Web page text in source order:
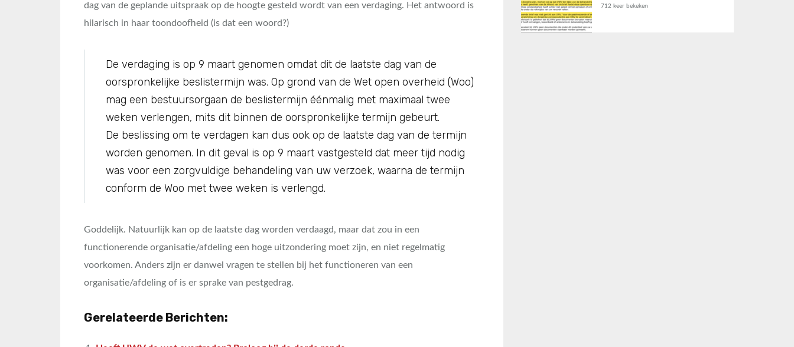
dag van de geplande uitspraak op de hoogte gesteld wordt van een verdaging. Het antwoord is
hilarisch in haar toondoofheid (is dat een woord?)
De verdaging is op 9 maart genomen omdat dit de laatste dag van de
oorspronkelijke beslistermijn was. Op grond van de Wet open overheid (Woo)
mag een bestuursorgaan de beslistermijn éénmalig met maximaal twee
weken verlengen, mits dit binnen de oorspronkelijke termijn gebeurt.
De beslissing om te verdagen kan dus ook op de laatste dag van de termijn
worden genomen. In dit geval is op 9 maart vastgesteld dat meer tijd nodig
was voor een zorgvuldige behandeling van uw verzoek, waarna de termijn
conform de Woo met twee weken is verlengd.
Goddelijk. Natuurlijk kan op de laatste dag worden verdaagd, maar dat zou in een
functionerende organisatie/afdeling een hoge uitzondering moet zijn, en niet regelmatig
voorkomen. Anders zijn er danwel vragen te stellen bij het functioneren van een
organisatie/afdeling of is er sprake van pestgedrag.
Gerelateerde Berichten:
712 keer bekeken